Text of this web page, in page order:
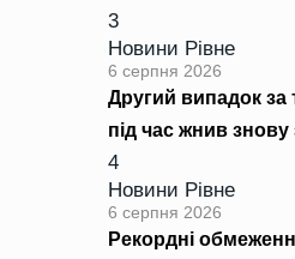
3
Новини Рівне
6 серпня 2026
Другий випадок за
під час жнив знову
4
Новини Рівне
6 серпня 2026
Рекордні